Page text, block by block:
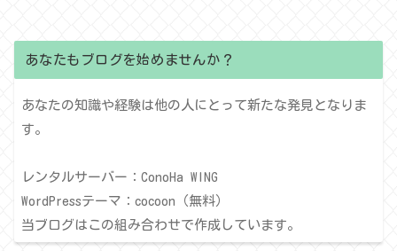
あなたもブログを始めませんか？
あなたの知識や経験は他の人にとって新たな発見となりま
す。
レンタルサーバー：ConoHa WING
WordPressテーマ：cocoon（無料）
当ブログはこの組み合わせで作成しています。